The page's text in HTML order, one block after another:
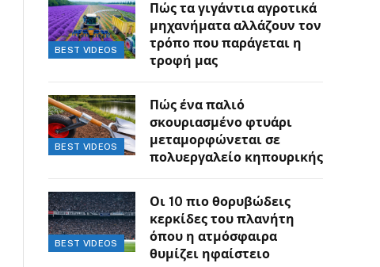
BEST VIDEOS
Πώς τα γιγάντια αγροτικά
μηχανήματα αλλάζουν τον
τρόπο που παράγεται η
τροφή μας
BEST VIDEOS
Πώς ένα παλιό
σκουριασμένο φτυάρι
μεταμορφώνεται σε
πολυεργαλείο κηπουρικής
BEST VIDEOS
Οι 10 πιο θορυβώδεις
κερκίδες του πλανήτη
όπου η ατμόσφαιρα
θυμίζει ηφαίστειο